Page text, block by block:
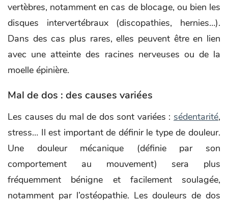
vertèbres, notamment en cas de blocage, ou bien les
disques intervertébraux (discopathies, hernies…).
Dans des cas plus rares, elles peuvent être en lien
avec une atteinte des racines nerveuses ou de la
moelle épinière.
Mal de dos : des causes variées
Les causes du mal de dos sont variées : sédentarité,
stress… Il est important de définir le type de douleur.
Une douleur mécanique (définie par son
comportement au mouvement) sera plus
fréquemment bénigne et facilement soulagée,
notamment par l’ostéopathie. Les douleurs de dos